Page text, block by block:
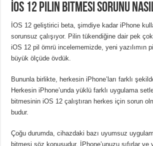
İOS 12 pilin bitmesi sorunu
İOS 12 geliştirici beta, şimdiye kadar iPhone
sorunsuz çalışıyor. Pilin tükendiğine dair pek
iOS 12 pil ömrü incelememizde, yeni yazılımın
büyük ölçüde övdük.
Bununla birlikte, herkesin iPhone’ları farklı
Herkesin iPhone’unda yüklü farklı uygulama
bitmesinin iOS 12 çalıştıran herkes için sorun
budur.
Çoğu durumda, cihazdaki bazı uyumsuz
bitmesi söz konusudur. İPhone’unuzu sıfırlar ve